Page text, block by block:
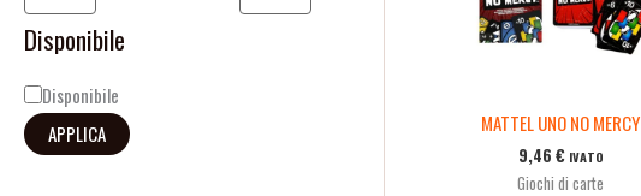
Disponibile
l
t
à
Disponibile
APPLICA
MATTEL UNO NO MERCY
9,46 € IVATO
Giochi di carte